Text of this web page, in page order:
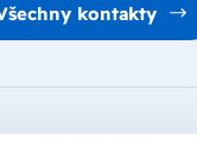
kontakty